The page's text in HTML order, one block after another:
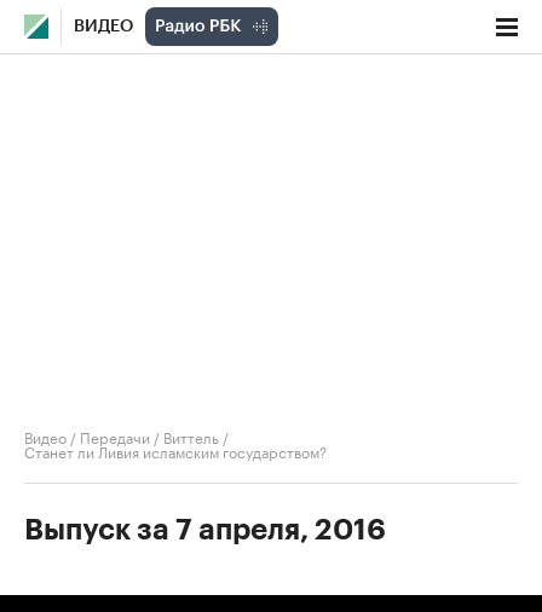
ВИДЕО
Видео / Передачи / Виттель /
Станет ли Ливия исламским государством?
Выпуск за 7 апреля, 2016